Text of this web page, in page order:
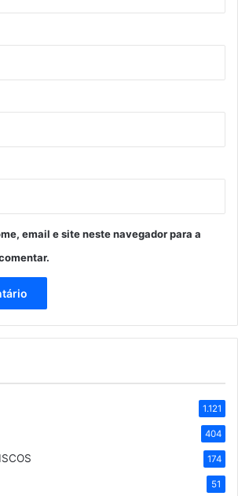
email e site neste navegador para a
1.121
404
174
51